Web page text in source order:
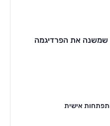
שמשנה את הפרדיגמה
אישית